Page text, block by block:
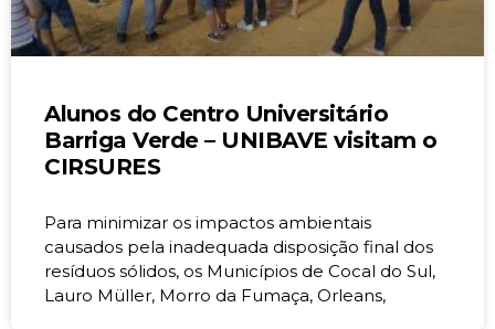
Alunos do Centro Universitário
Barriga Verde – UNIBAVE visitam o
CIRSURES
Para minimizar os impactos ambientais
causados pela inadequada disposição final dos
resíduos sólidos, os Municípios de Cocal do Sul,
Lauro Müller, Morro da Fumaça, Orleans,